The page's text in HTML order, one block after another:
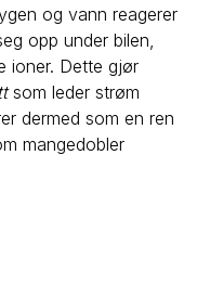
og vann reagerer
opp under bilen,
ioner. Dette gjør
som leder strøm
dermed som en ren
mangedobler